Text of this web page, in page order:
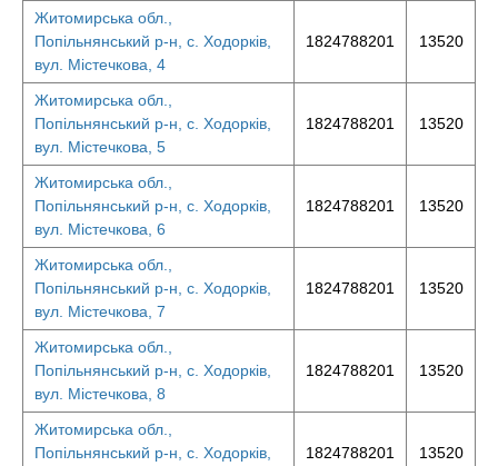
Житомирська обл.,
Попільнянський р-н, с. Ходорків,
вул. Містечкова, 4
1824788201 13520
Житомирська обл.,
Попільнянський р-н, с. Ходорків,
вул. Містечкова, 5
1824788201 13520
Житомирська обл.,
Попільнянський р-н, с. Ходорків,
вул. Містечкова, 6
1824788201 13520
Житомирська обл.,
Попільнянський р-н, с. Ходорків,
вул. Містечкова, 7
1824788201 13520
Житомирська обл.,
Попільнянський р-н, с. Ходорків,
вул. Містечкова, 8
1824788201 13520
Житомирська обл.,
Попільнянський р-н, с. Ходорків,
1824788201 13520